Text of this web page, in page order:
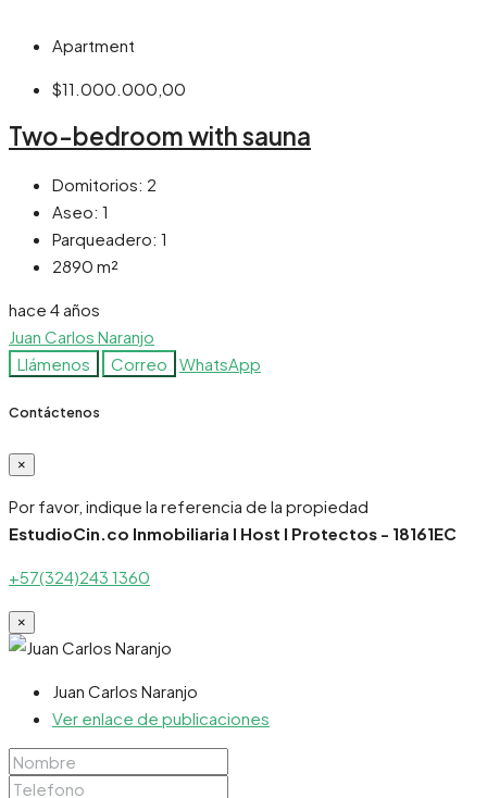
Apartment
$11.000.000,00
Two-bedroom with sauna
Domitorios: 2
Aseo: 1
Parqueadero: 1
2890 m²
hace 4 años
Juan Carlos Naranjo
Llámenos
Correo WhatsApp
Contáctenos
×
Por favor, indique la referencia de la propiedad
EstudioCin.co Inmobiliaria I Host I Protectos - 18161EC
+57(324)243 1360
×
Juan Carlos Naranjo
Ver enlace de publicaciones